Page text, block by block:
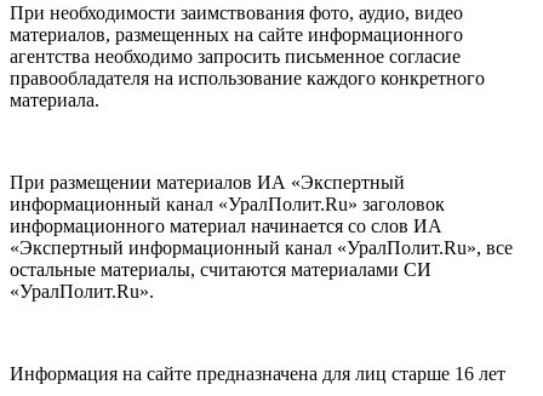
При необходимости заимствования фото, аудио, видео
материалов, размещенных на сайте информационного
агентства необходимо запросить письменное согласие
правообладателя на использование каждого конкретного
материала.
При размещении материалов ИА «Экспертный
информационный канал «УралПолит.Ru» заголовок
информационного материал начинается со слов ИА
«Экспертный информационный канал «УралПолит.Ru», все
остальные материалы, считаются материалами СИ
«УралПолит.Ru».
Информация на сайте предназначена для лиц старше 16 лет